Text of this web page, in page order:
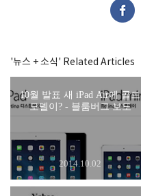
'뉴스 + 소식' Related Articles
10월 발표 새 iPad Air에 골드
모델이? - 블룸버그 보도
2014.10.02